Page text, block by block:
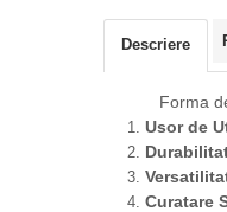
Descriere
Forma
Usor de
Curatare